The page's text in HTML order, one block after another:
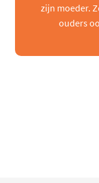
zijn moeder.
ouders